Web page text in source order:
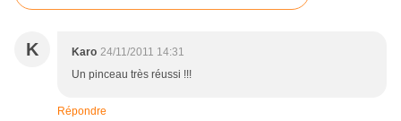
K Karo 24/11/2011 14:31
Un pinceau très réussi !!!
Répondre